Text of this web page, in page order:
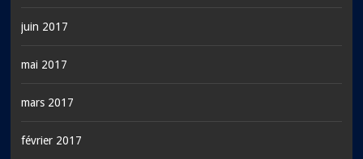
juin 2017
mai 2017
mars 2017
février 2017